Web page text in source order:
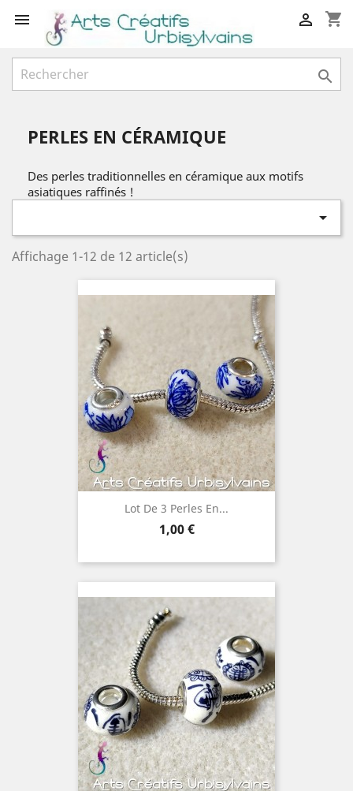
 shopping_cart


PERLES EN CÉRAMIQUE
Des perles traditionnelles en céramique aux motifs
asiatiques raffinés !

Affichage 1-12 de 12 article(s)
Lot De 3 Perles En...
Prix
1,00 €